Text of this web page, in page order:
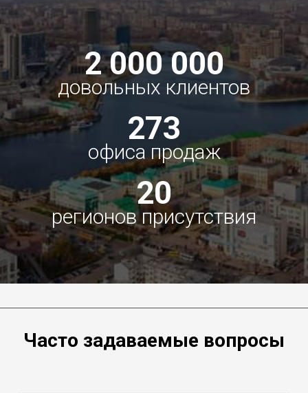
2 000 000
довольных клиентов
273
офиса продаж
20
регионов присутствия
Часто задаваемые вопросы